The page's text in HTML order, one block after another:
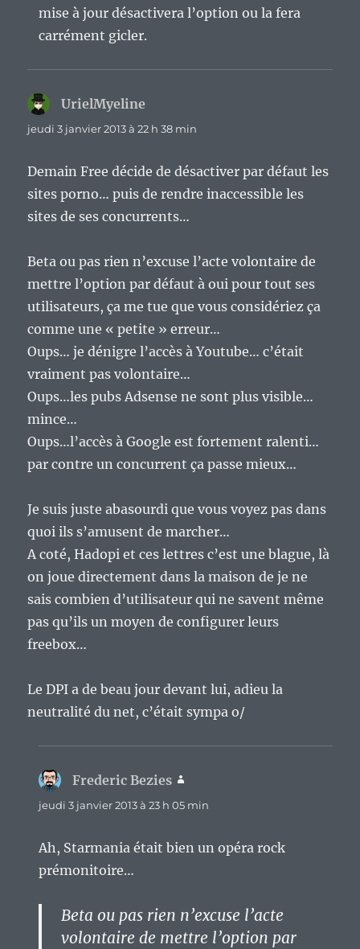
mise à jour désactivera l’option ou la fera
carrément gicler.
UrielMyeline
jeudi 3 janvier 2013 à 22 h 38 min
Demain Free décide de désactiver par défaut les
sites porno… puis de rendre inaccessible les
sites de ses concurrents…
Beta ou pas rien n’excuse l’acte volontaire de
mettre l’option par défaut à oui pour tout ses
utilisateurs, ça me tue que vous considériez ça
comme une « petite » erreur…
Oups… je dénigre l’accès à Youtube… c’était
vraiment pas volontaire…
Oups…les pubs Adsense ne sont plus visible…
mince…
Oups…l’accès à Google est fortement ralenti…
par contre un concurrent ça passe mieux…
Je suis juste abasourdi que vous voyez pas dans
quoi ils s’amusent de marcher…
A coté, Hadopi et ces lettres c’est une blague, là
on joue directement dans la maison de je ne
sais combien d’utilisateur qui ne savent même
pas qu’ils un moyen de configurer leurs
freebox…
Le DPI a de beau jour devant lui, adieu la
neutralité du net, c’était sympa o/
Frederic Bezies
jeudi 3 janvier 2013 à 23 h 05 min
Ah, Starmania était bien un opéra rock
prémonitoire…
Beta ou pas rien n’excuse l’acte
volontaire de mettre l’option par